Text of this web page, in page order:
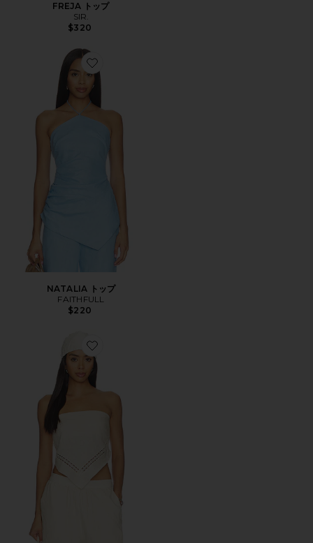
FREJA トップ
SIR.
$320
Favorite NATALIA トップ
NATALIA トップ
FAITHFULL
$220
Favorite LAHNI LINEN LACE トップ